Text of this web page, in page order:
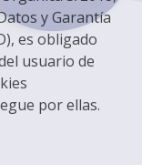
y Garantía
es obligado
usuario de
por ellas.